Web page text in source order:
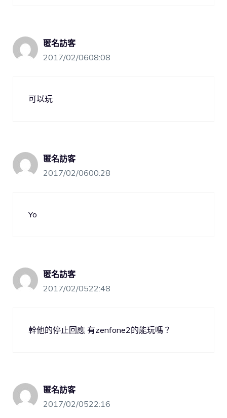
匿名訪客
2017/02/0608:08
可以玩
匿名訪客
2017/02/0600:28
Yo
匿名訪客
2017/02/0522:48
幹他的停止回應 有zenfone2的能玩嗎？
匿名訪客
2017/02/0522:16